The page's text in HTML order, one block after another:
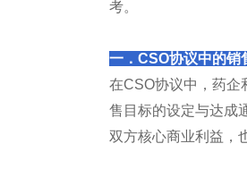
考。
一．CSO协议中的销
在CSO协议中，药企
售目标的设定与达成
双方核心商业利益，